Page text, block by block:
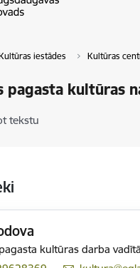
iestādes Kultūras
pagasta kultūras
tekstu
kultūras darba